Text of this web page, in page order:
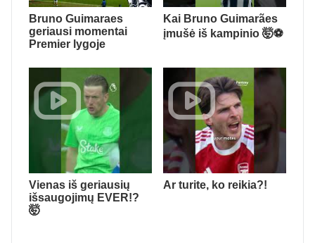
Bruno Guimaraes
geriausi momentai
Premier lygoje
Kai Bruno Guimarães
įmušė iš kampinio 🤯⚽️
Vienas iš geriausių
išsaugojimų EVER!?
🤯
Ar turite, ko reikia?!